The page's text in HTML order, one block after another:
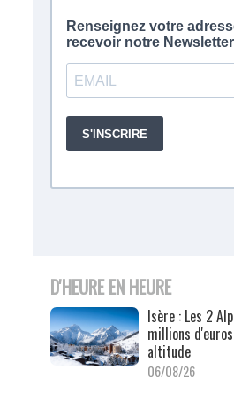
D'HEURE EN HEURE
Isère : Les 2
millions
altitude
06/08/26